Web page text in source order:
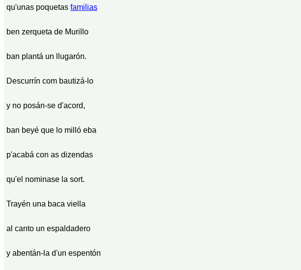
qu'unas poquetas familias
ben zerqueta de Murillo
ban plantá un llugarón.
Descurrín com bautizá-lo
y no posán-se d'acord,
ban beyé que lo milló eba
p'acabá con as dizendas
qu'el nominase la sort.
Trayén una baca viella
al canto un espaldadero
y abentán-la d'un espentón